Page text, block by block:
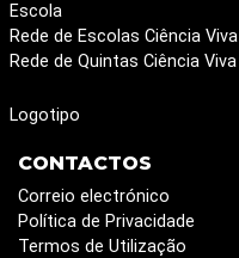
Escola
Rede de Escolas Ciência Viva
Rede de Quintas Ciência Viva
Logotipo
CONTACTOS
Correio electrónico
Política de Privacidade
Termos de Utilização